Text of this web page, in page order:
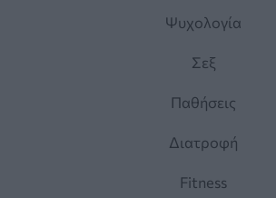
Ψυχολογία
Σεξ
Παθήσεις
Διατροφή
Fitness